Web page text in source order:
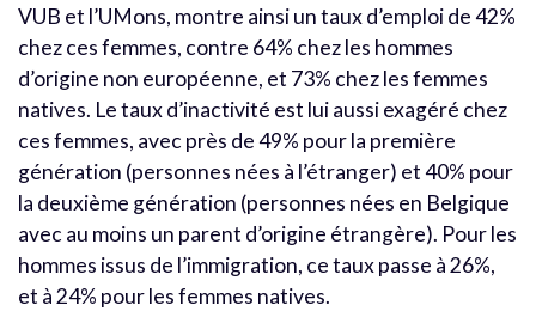
VUB et l’UMons, montre ainsi un taux d’emploi de 42%
chez ces femmes, contre 64% chez les hommes
d’origine non européenne, et 73% chez les femmes
natives. Le taux d’inactivité est lui aussi exagéré chez
ces femmes, avec près de 49% pour la première
génération (personnes nées à l’étranger) et 40% pour
la deuxième génération (personnes nées en Belgique
avec au moins un parent d’origine étrangère). Pour les
hommes issus de l’immigration, ce taux passe à 26%,
et à 24% pour les femmes natives.